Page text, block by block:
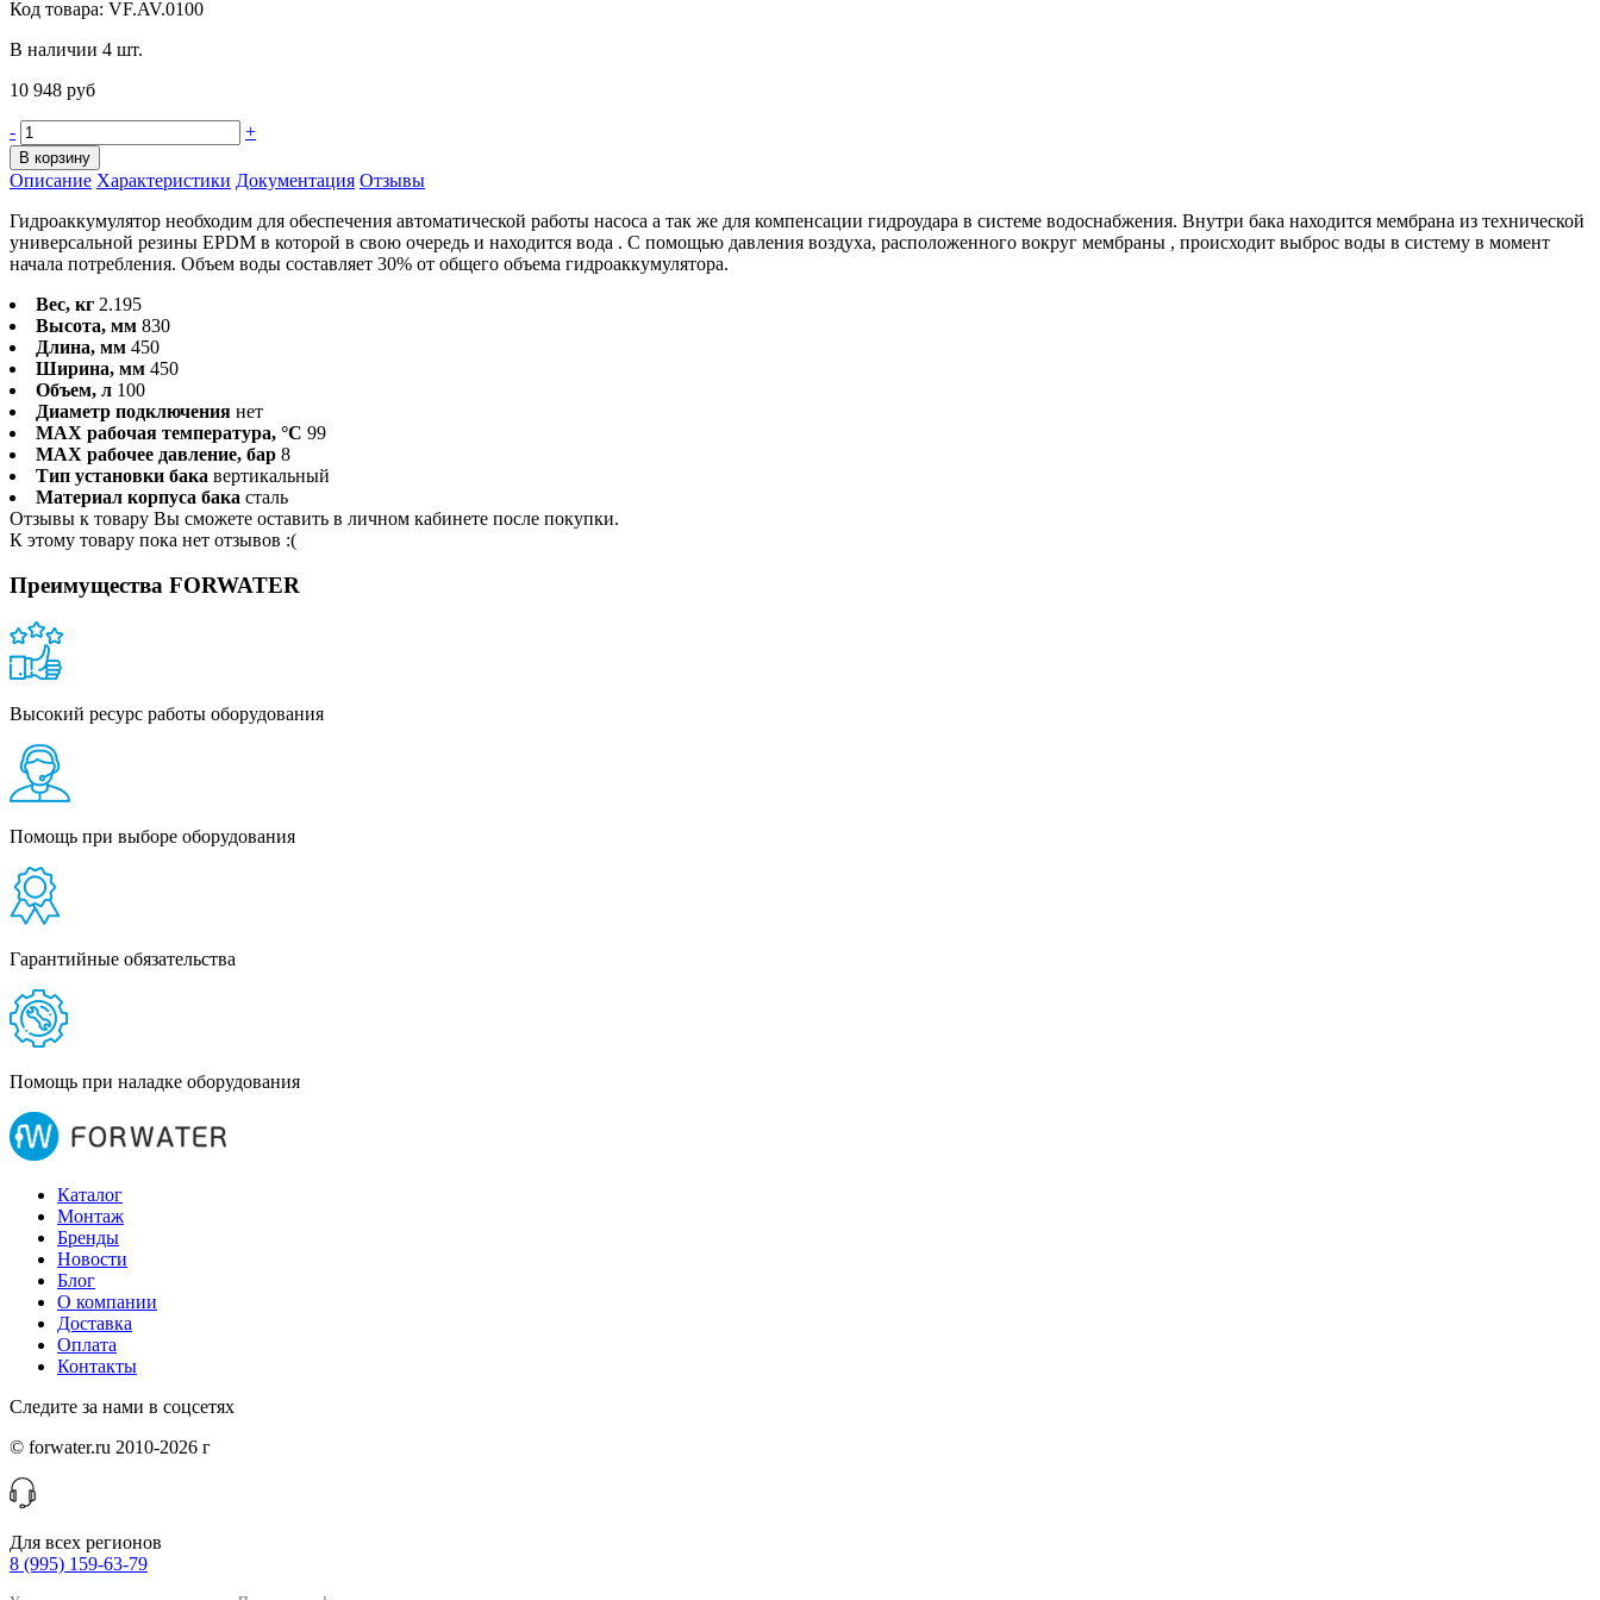
Код товара: VF.AV.0100
В наличии 4 шт.
10 948 руб
- +
В корзину
Описание Характеристики Документация Отзывы
Гидроаккумулятор необходим для обеспечения автоматической работы насоса а так же для компенсации гидроудара в системе водоснабжения. Внутри бака находится мембрана из технической
универсальной резины EPDM в которой в свою очередь и находится вода . С помощью давления воздуха, расположенного вокруг мембраны , происходит выброс воды в систему в момент
начала потребления. Объем воды составляет 30% от общего объема гидроаккумулятора.
Вес, кг 2.195
Высота, мм 830
Длина, мм 450
Ширина, мм 450
Объем, л 100
Диаметр подключения нет
MAX рабочая температура, °C 99
MAX рабочее давление, бар 8
Тип установки бака вертикальный
Материал корпуса бака сталь
Отзывы к товару Вы сможете оставить в личном кабинете после покупки.
К этому товару пока нет отзывов :(
Преимущества FORWATER
Высокий ресурс работы оборудования
Помощь при выборе оборудования
Гарантийные обязательства
Помощь при наладке оборудования
Каталог
Монтаж
Бренды
Новости
Блог
О компании
Доставка
Оплата
Контакты
Следите за нами в соцсетях
© forwater.ru 2010-2026 г
Для всех регионов
8 (995) 159-63-79